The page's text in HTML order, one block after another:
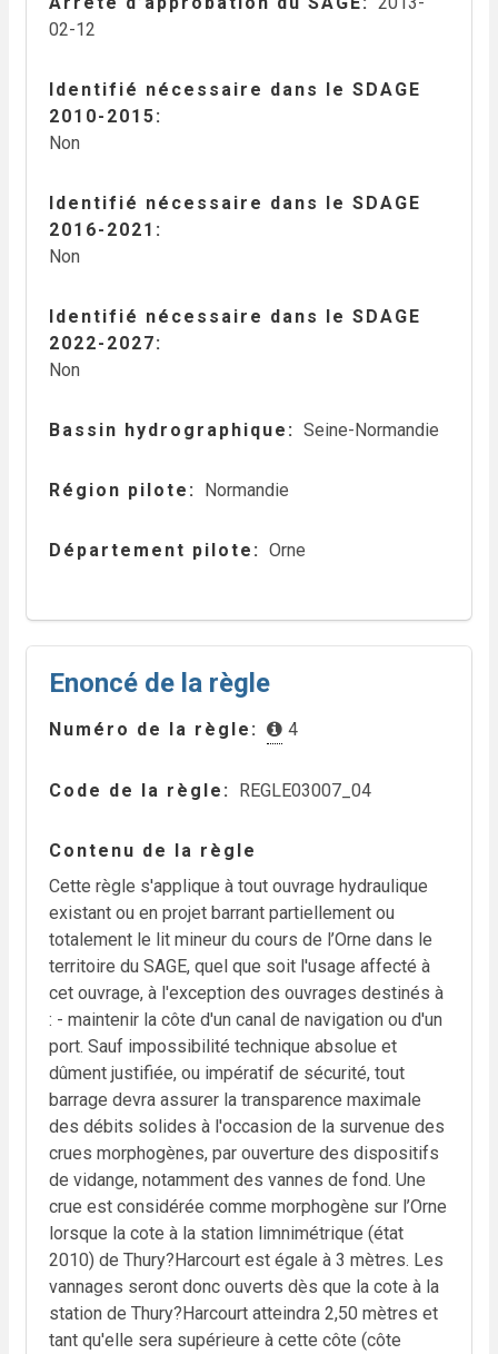
02-12
Identifié nécessaire dans le SDAGE
2010-2015
Non
Identifié nécessaire dans le SDAGE
2016-2021
Non
Identifié nécessaire dans le SDAGE
2022-2027
Non
Bassin hydrographique Seine-Normandie
Région pilote Normandie
Département pilote Orne
Enoncé de la règle
Numéro de la règle 4
Code de la règle REGLE03007_04
Contenu de la règle
Cette règle s'applique à tout ouvrage hydraulique
existant ou en projet barrant partiellement ou
totalement le lit mineur du cours de l’Orne dans le
territoire du SAGE, quel que soit l'usage affecté à
cet ouvrage, à l'exception des ouvrages destinés à
: - maintenir la côte d'un canal de navigation ou d'un
port. Sauf impossibilité technique absolue et
dûment justifiée, ou impératif de sécurité, tout
barrage devra assurer la transparence maximale
des débits solides à l'occasion de la survenue des
crues morphogènes, par ouverture des dispositifs
de vidange, notamment des vannes de fond. Une
crue est considérée comme morphogène sur l’Orne
lorsque la cote à la station limnimétrique (état
2010) de Thury?Harcourt est égale à 3 mètres. Les
vannages seront donc ouverts dès que la cote à la
station de Thury?Harcourt atteindra 2,50 mètres et
tant qu'elle sera supérieure à cette côte (côte